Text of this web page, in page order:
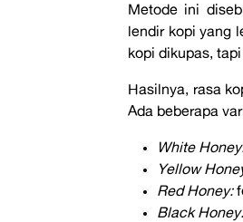
Metode ini
lendir kopi yang
kopi dikupas,
Hasilnya, rasa
Ada beberapa
White
Yellow
Red Honey:
Black Honey: